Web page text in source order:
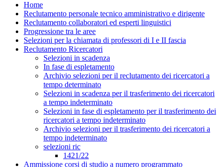
Home
Reclutamento personale tecnico amministrativo e dirigente
Reclutamento collaboratori ed esperti linguistici
Progressione tra le aree
Selezioni per la chiamata di professori di I e II fascia
Reclutamento Ricercatori
Selezioni in scadenza
In fase di espletamento
Archivio selezioni per il reclutamento dei ricercatori a
tempo determinato
Selezioni in scadenza per il trasferimento dei ricercatori
a tempo indeterminato
Selezioni in fase di espletamento per il trasferimento dei
ricercatori a tempo indeterminato
Archivio selezioni per il trasferimento dei ricercatori a
tempo indeterminato
selezioni ric
1421/22
Ammissione corsi di studio a numero programmato